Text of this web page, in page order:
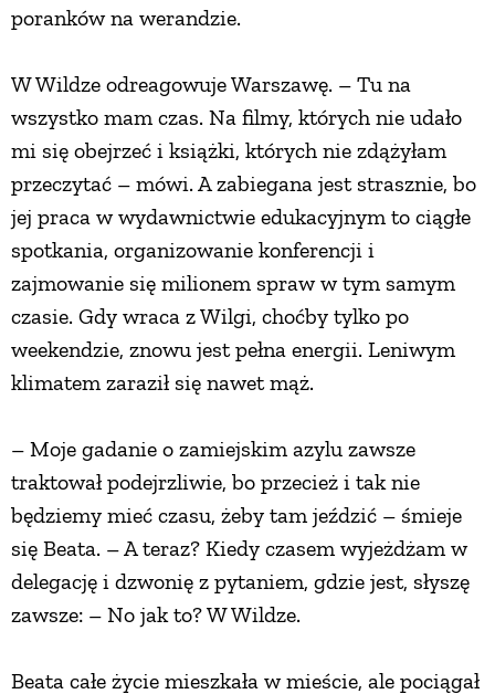
poranków na werandzie.
W Wildze odreagowuje Warszawę. – Tu na
wszystko mam czas. Na filmy, których nie udało
mi się obejrzeć i książki, których nie zdążyłam
przeczytać – mówi. A zabiegana jest strasznie, bo
jej praca w wydawnictwie edukacyjnym to ciągłe
spotkania, organizowanie konferencji i
zajmowanie się milionem spraw w tym samym
czasie. Gdy wraca z Wilgi, choćby tylko po
weekendzie, znowu jest pełna energii. Leniwym
klimatem zaraził się nawet mąż.
– Moje gadanie o zamiejskim azylu zawsze
traktował podejrzliwie, bo przecież i tak nie
będziemy mieć czasu, żeby tam jeździć – śmieje
się Beata. – A teraz? Kiedy czasem wyjeżdżam w
delegację i dzwonię z pytaniem, gdzie jest, słyszę
zawsze: – No jak to? W Wildze.
Beata całe życie mieszkała w mieście, ale pociągał
DANIA GŁÓWNE
CIASTA I DESERY
DODATKI
INNE